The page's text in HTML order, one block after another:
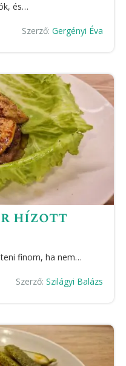
és…
Szerző: Gergényi Éva
hízott
finom, ha nem…
Szerző: Szilágyi Balázs